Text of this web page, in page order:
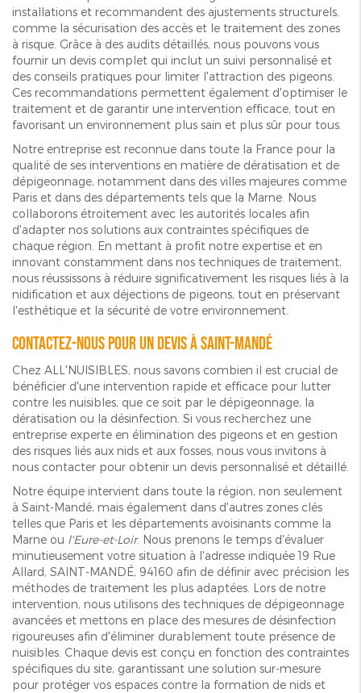
installations et recommandent des ajustements structurels,
comme la sécurisation des accès et le traitement des zones
à risque. Grâce à des audits détaillés, nous pouvons vous
fournir un devis complet qui inclut un suivi personnalisé et
des conseils pratiques pour limiter l'attraction des pigeons.
Ces recommandations permettent également d'optimiser le
traitement et de garantir une intervention efficace, tout en
favorisant un environnement plus sain et plus sûr pour tous.
Notre entreprise est reconnue dans toute la France pour la
qualité de ses interventions en matière de dératisation et de
dépigeonnage, notamment dans des villes majeures comme
Paris et dans des départements tels que la Marne. Nous
collaborons étroitement avec les autorités locales afin
d'adapter nos solutions aux contraintes spécifiques de
chaque région. En mettant à profit notre expertise et en
innovant constamment dans nos techniques de traitement,
nous réussissons à réduire significativement les risques liés à la
nidification et aux déjections de pigeons, tout en préservant
l'esthétique et la sécurité de votre environnement.
Contactez-nous pour un devis à Saint-Mandé
Chez ALL'NUISIBLES, nous savons combien il est crucial de
bénéficier d'une intervention rapide et efficace pour lutter
contre les nuisibles, que ce soit par le dépigeonnage, la
dératisation ou la désinfection. Si vous recherchez une
entreprise experte en élimination des pigeons et en gestion
des risques liés aux nids et aux fosses, nous vous invitons à
nous contacter pour obtenir un devis personnalisé et détaillé.
Notre équipe intervient dans toute la région, non seulement
à Saint-Mandé, mais également dans d'autres zones clés
telles que Paris et les départements avoisinants comme la
Marne ou l'Eure-et-Loir. Nous prenons le temps d'évaluer
minutieusement votre situation à l'adresse indiquée 19 Rue
Allard, SAINT-MANDÉ, 94160 afin de définir avec précision les
méthodes de traitement les plus adaptées. Lors de notre
intervention, nous utilisons des techniques de dépigeonnage
avancées et mettons en place des mesures de désinfection
rigoureuses afin d'éliminer durablement toute présence de
nuisibles. Chaque devis est conçu en fonction des contraintes
spécifiques du site, garantissant une solution sur-mesure
pour protéger vos espaces contre la formation de nids et